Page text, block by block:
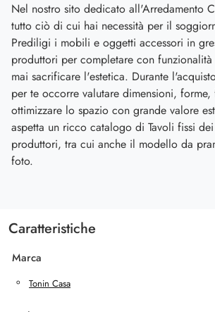
Nel nostro sito dedicato all'Arredamento
tutto ciò di cui hai necessità per il
Prediligi i mobili e oggetti accessori in
produttori per completare con
mai sacrificare l'estetica. Durante
per te occorre valutare dimensioni,
ottimizzare lo spazio con grande valore
aspetta un ricco catalogo di Tavoli fissi
produttori, tra cui anche il modello da
foto.
Caratteristiche
Marca
Tonin Casa